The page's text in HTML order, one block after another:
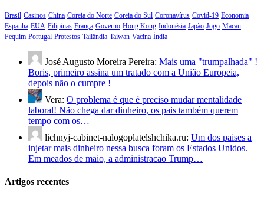
Brasil Casinos China Coreia do Norte Coreia do Sul Coronavírus Covid-19 Economia
Espanha EUA Filipinas França Governo Hong Kong Indonésia Japão Jogo Macau
Pequim Portugal Protestos Tailândia Taiwan Vacina Índia
José Augusto Moreira Pereira: Mais uma "trumpalhada" !
Boris, primeiro assina um tratado com a União Europeia,
depois não o cumpre !
Vera: O problema é que é preciso mudar mentalidade
laboral! Não chega dar dinheiro, os pais também querem
tempo com os…
lichnyj-cabinet-nalogoplatelshchika.ru: Um dos paises a
injetar mais dinheiro nessa busca foram os Estados Unidos.
Em meados de maio, a administracao Trump…
Artigos recentes